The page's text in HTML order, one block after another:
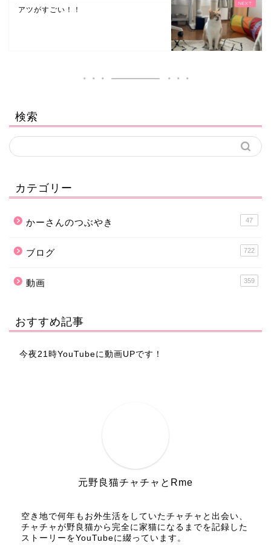
アツがすごい！！
検索
カテゴリー
かーさんのつぶやき 47
ブログ 722
動画 359
おすすめ記事
今夜21時YouTubeに動画UPです！
元野良猫チャチャとRme
空き地で何年もお外生活をしていたチャチャと出会い、
チャチャが野良猫から完全に家猫になるまでを記録した
ストーリーをYouTubeに綴っています。